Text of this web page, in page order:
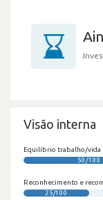
Visão interna
Equilíbrio trabalho/vida
50/100
Reconhecimento e
25/100